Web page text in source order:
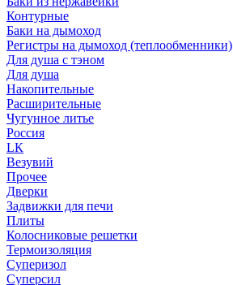
Контурные
Баки на дымоход
Регистры на дымоход (теплообменники)
Для душа с тэном
Для душа
Накопительные
Расширительные
Чугунное литье
Россия
LК
Везувий
Прочее
Дверки
Задвижки для печи
Плиты
Колосниковые решетки
Термоизоляция
Суперизол
Суперсил